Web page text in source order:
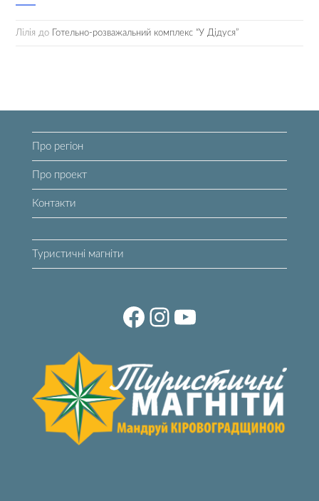
Лілія до Готельно-розважальний комплекс “У Дідуся”
Про регіон
Про проект
Контакти
Туристичні магніти